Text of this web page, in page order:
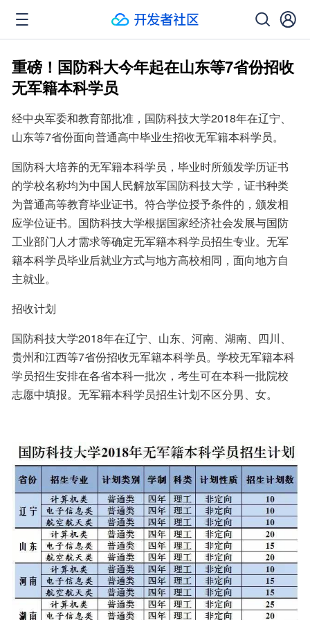
重磅！国防科大今年起在山东等7省份招收
无军籍本科学员
经中央军委和教育部批准，国防科技大学2018年在辽宁、
山东等7省份面向普通高中毕业生招收无军籍本科学员。
国防科大培养的无军籍本科学员，毕业时所颁发学历证书
的学校名称均为中国人民解放军国防科技大学，证书种类
为普通高等教育毕业证书。符合学位授予条件的，颁发相
应学位证书。国防科技大学根据国家经济社会发展与国防
工业部门人才需求等确定无军籍本科学员招生专业。无军
籍本科学员毕业后就业方式与地方高校相同，面向地方自
主就业。
招收计划
国防科技大学2018年在辽宁、山东、河南、湖南、四川、
贵州和江西等7省份招收无军籍本科学员。学校无军籍本科
学员招生安排在各省本科一批次，考生可在本科一批院校
志愿中填报。无军籍本科学员招生计划不区分男、女。